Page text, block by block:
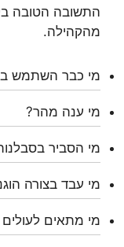
התשובה הטובה
מהקהילה.
מי כבר השתמש
מי ענה מהר?
מי הסביר
מי עבד בצורה
מי מתאים